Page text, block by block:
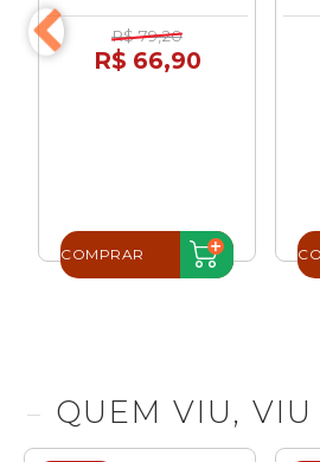
R$ 79,20
R$ 66,90
COMPRAR
QUEM VIU, VIU